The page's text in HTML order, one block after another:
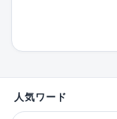
人気ワード